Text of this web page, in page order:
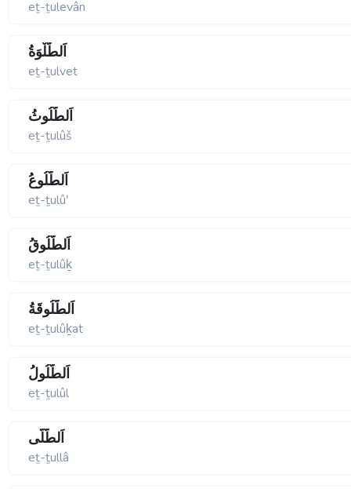
eṯ-ṯulevân
اَلطُّلْوَةُ
eṯ-ṯulvet
اَلطُّلُوثُ
eṯ-ṯulûš
اَلطُّلُوعُ
eṯ-ṯulûʹ
اَلطُّلُوقُ
eṯ-ṯulûḵ
اَلطُّلُوقَةُ
eṯ-ṯulûḵat
اَلطُّلُولُ
eṯ-ṯulûl
اَلطُّلَّى
eṯ-ṯullâ